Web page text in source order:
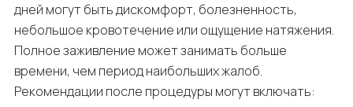
дней могут быть дискомфорт, болезненность,
небольшое кровотечение или ощущение натяжения.
Полное заживление может занимать больше
времени, чем период наибольших жалоб.
Рекомендации после процедуры могут включать: